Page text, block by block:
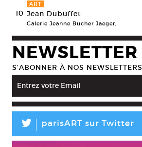
10
ART
Jean Dubuffet
Galerie Jeanne Bucher Jaeger,
NEWSLETTER
S’ABONNER À NOS NEWSLETTERS
L parisART sur Twitter